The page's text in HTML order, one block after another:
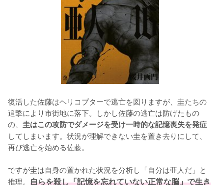
復活した佐藤はヘリコプターで逃亡を図りますが、圭たちの
追撃により市街地に落下。しかし佐藤の逃亡は防げたもの
の、 圭はこの攻防でダメージを受け一時的な記憶喪失を発症
してしまいます。状況が理解できない圭を置き去りにして、
再び逃亡を始める佐藤。
ですが圭は自身の置かれた状況を分析し「自分は亜人だ」と
推理。 自らを殺し「記憶を忘れていない正常な脳」で生き